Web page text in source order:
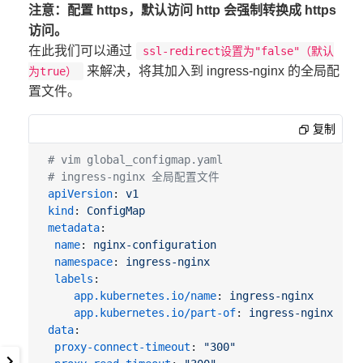
tls:
-
-
secretName: tls-secret-test-cn
注意：配置 https，默认访问 http 会强制转换成 https
访问。
在此我们可以通过
ssl-redirect设置为"false"（默认
为true）
来解决，将其加入到 ingress-nginx 的全局配
置文件。
复制
# vim global_configmap.yaml
# ingress-nginx 全局配置文件
apiVersion:
v1
kind :
ConfigMap
metadata:
name:
nginx-configuration
namespace:
ingress-nginx
labels :
app.kubernetes.io/name:
ingress-nginx
app.kubernetes.io/part-of:
ingress-nginx
data:
proxy-connect-timeout :
"300"